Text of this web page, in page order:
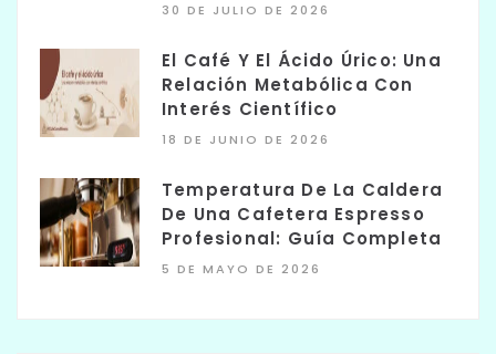
30 DE JULIO DE 2026
El Café Y El Ácido Úrico: Una
Relación Metabólica Con
Interés Científico
18 DE JUNIO DE 2026
Temperatura De La Caldera
De Una Cafetera Espresso
Profesional: Guía Completa
5 DE MAYO DE 2026